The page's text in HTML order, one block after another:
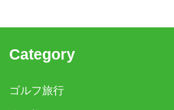
Category
ゴルフ旅行